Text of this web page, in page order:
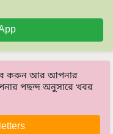
করুন আর আপনার
পছন্দ অনুসারে খবর